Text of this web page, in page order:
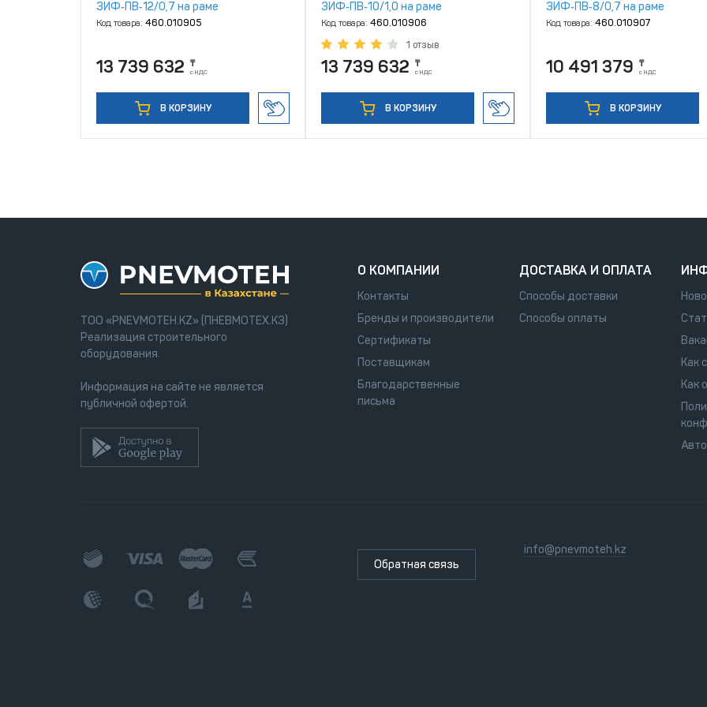
ЗИФ‑ПВ‑12/0,7 на раме
Код товара: 460.010905
13 739 632 ₸
с НДС
В КОРЗИНУ
ЗИФ‑ПВ‑10/1,0 на раме
Код товара: 460.010906
1 отзыв
13 739 632 ₸
с НДС
В КОРЗИНУ
ЗИФ‑ПВ‑8/0,7 на раме
Код товара: 460.010907
10 491 379 ₸
с НДС
В КОРЗИНУ
ТОО «PNEVMOTEH.KZ» (ПНЕВМОТЕХ.КЗ)
Реализация строительного
оборудования.
Информация на сайте не является
публичной офертой.
О КОМПАНИИ
Контакты
Бренды и производители
Сертификаты
Поставщикам
Благодарственные
письма
ДОСТАВКА И ОПЛАТА
Способы доставки
Способы оплаты
Как
Как
Обратная связь
info@pnevmoteh.kz